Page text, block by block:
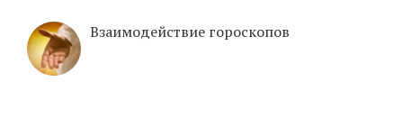
Взаимодействие гороскопов